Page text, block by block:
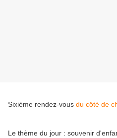
Sixième rendez-vous du côté de
Le thème du jour : souvenir